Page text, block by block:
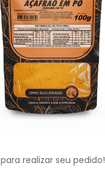
para realizar seu pedido!